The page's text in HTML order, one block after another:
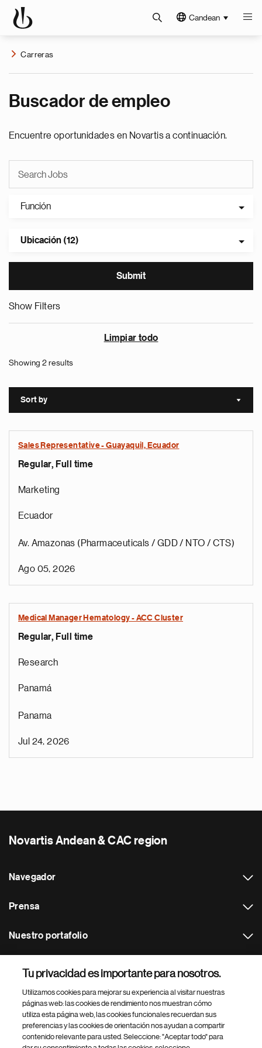
Candean
Carreras
Buscador de empleo
Encuentre oportunidades en Novartis a continuación.
Función
Ubicación (12)
Show Filters
Limpiar todo
Showing 2 results
Sort by Sort
Sales Representative - Guayaquil, Ecuador
Regular, Full time
Marketing
Ecuador
Av. Amazonas (Pharmaceuticals / GDD / NTO / CTS)
Ago 05, 2026
Medical Manager Hematology - ACC Cluster
Regular, Full time
Research
Panamá
Panama
Jul 24, 2026
Novartis Andean & CAC region
Navegador
Prensa
Nuestro portafolio
Footer Site Search
Tu privacidad es importante para nosotros.
Utilizamos cookies para mejorar su experiencia al visitar nuestras
páginas web: las cookies de rendimiento nos muestran cómo
utiliza esta página web, las cookies funcionales recuerdan sus
preferencias y las cookies de orientación nos ayudan a compartir
contenido relevante para usted. Seleccione: "Aceptar todo" para